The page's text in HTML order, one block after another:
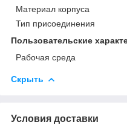
Материал корпуса
Тип присоединения
Пользовательские
Рабочая среда
Скрыть
Условия доставки